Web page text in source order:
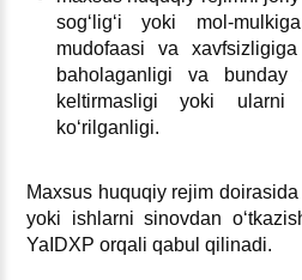
sogʻligʻi yoki mol-
mudofaasi va
baholaganligi va bunday
keltirmasligi yoki ularni
koʻrilganligi.
Maхsus huquqiy rejim
yoki ishlarni sinovdan
YaIDXP orqali qabul qilinadi.